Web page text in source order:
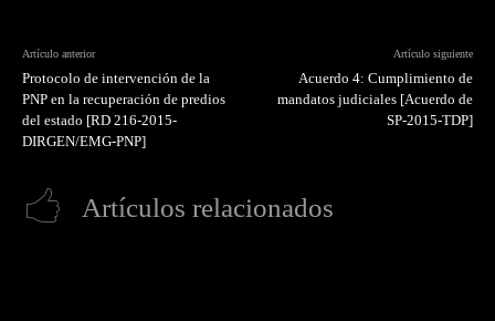
Artículo anterior
Protocolo de intervención de la
PNP en la recuperación de predios
del estado [RD 216-2015-
DIRGEN/EMG-PNP]
Artículo siguiente
Acuerdo 4: Cumplimiento de
mandatos judiciales [Acuerdo de
SP-2015-TDP]
Artículos relacionados